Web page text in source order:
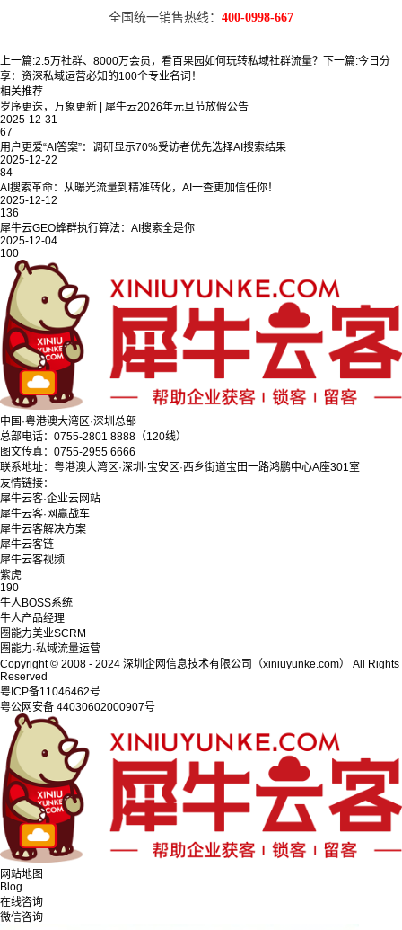
全国统一销售热线： 400-0998-667
上一篇:2.5万社群、8000万会员，看百果园如何玩转私域社群流量？ 下一篇:今日分
享：资深私域运营必知的100个专业名词！
相关推荐
岁序更迭，万象更新 | 犀牛云2026年元旦节放假公告
2025-12-31
67
用户更爱“AI答案”：调研显示70%受访者优先选择AI搜索结果
2025-12-22
84
AI搜索革命：从曝光流量到精准转化，AI一查更加信任你！
2025-12-12
136
犀牛云GEO蜂群执行算法：AI搜索全是你
2025-12-04
100
中国·粤港澳大湾区·深圳总部
总部电话：0755-2801 8888（120线）
图文传真：0755-2955 6666
联系地址：粤港澳大湾区·深圳·宝安区·西乡街道宝田一路鸿鹏中心A座301室
友情链接：
犀牛云客·企业云网站
犀牛云客·网赢战车
犀牛云客解决方案
犀牛云客链
犀牛云客视频
紫虎
190
牛人BOSS系统
牛人产品经理
圈能力美业SCRM
圈能力·私域流量运营
Copyright © 2008 - 2024 深圳企网信息技术有限公司（xiniuyunke.com） All Rights
Reserved
粤ICP备11046462号
粤公网安备 44030602000907号
网站地图
Blog
在线咨询
微信咨询